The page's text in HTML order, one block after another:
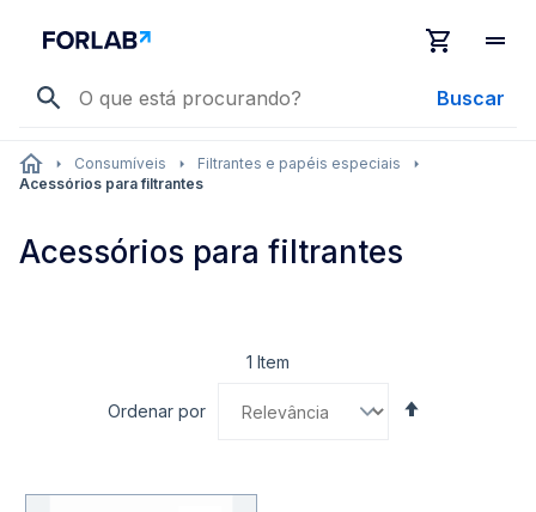
Buscar
Consumíveis
Filtrantes e papéis especiais
Acessórios para filtrantes
Acessórios para filtrantes
1 Item
Ordenar por